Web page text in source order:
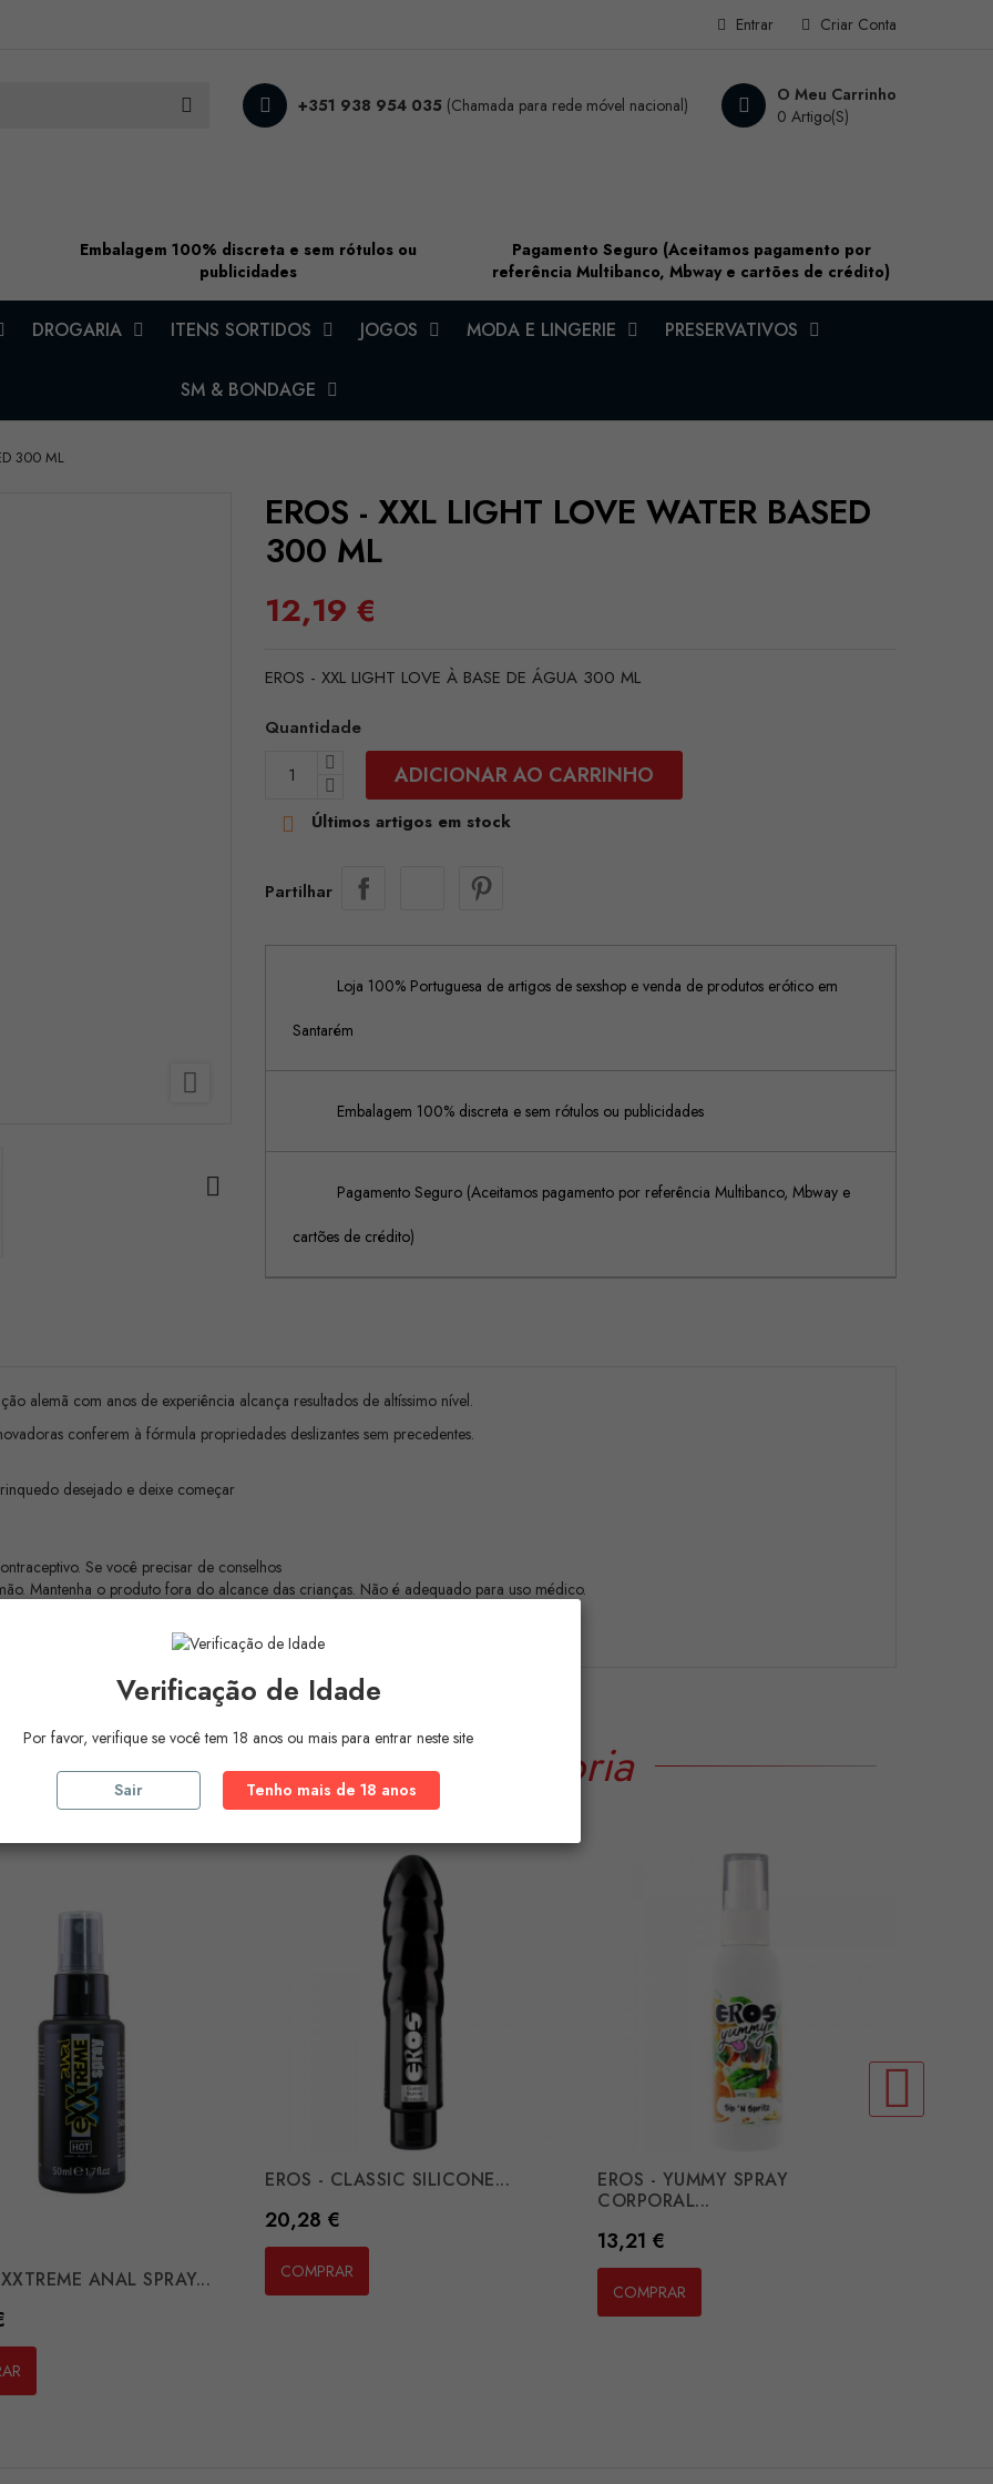
Criar Conta
Entrar
O Meu Carrinho
0 Artigo(s)
+351 938 954 035 (Chamada para rede móvel nacional)
Embalagem 100% discreta e sem rótulos ou
publicidades
Pagamento Seguro (Aceitamos pagamento por
referência Multibanco, Mbway e cartões de crédito)
DROGARIA ITENS SORTIDOS JOGOS MODA E LINGERIE PRESERVATIVOS
SM & BONDAGE
300 ML


EROS - XXL LIGHT LOVE WATER BASED
300 ML
12,19 €
EROS - XXL LIGHT LOVE À BASE DE ÁGUA 300 ML
Quantidade
ADICIONAR AO CARRINHO
 Últimos artigos em stock
Partilhar
Loja 100% Portuguesa de artigos de sexshop e venda de produtos erótico em
Santarém
Embalagem 100% discreta e sem rótulos ou publicidades
Pagamento Seguro (Aceitamos pagamento por referência Multibanco, Mbway e
cartões de crédito)
alemã com anos de experiência alcança resultados de altíssimo nível.
conferem à fórmula propriedades deslizantes sem precedentes.
desejado e deixe começar
Se você precisar de conselhos
Mantenha o produto fora do alcance das crianças. Não é adequado para uso médico.
etilhexilglicerina, PEG-90M, sílica, cálcio como sais mistos
Produtos NaMesma Categoria
ANAL SPRAY...
EROS - CLASSIC SILICONE...
Preço
20,28 €
COMPRAR
EROS - YUMMY SPRAY
CORPORAL...
Preço
13,21 €
COMPRAR
Verificação de Idade
Por favor, verifique se você tem 18 anos ou mais para entrar neste site
Sair Tenho mais de 18 anos